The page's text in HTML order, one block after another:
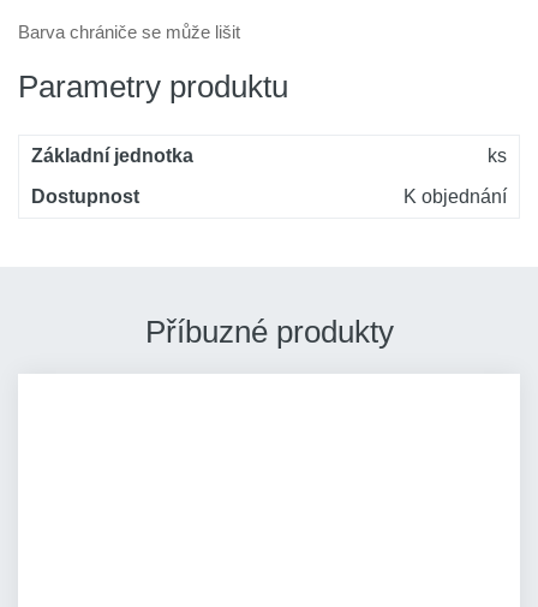
Barva chrániče se může lišit
Parametry produktu
Základní jednotka
ks
Dostupnost
K objednání
Příbuzné produkty